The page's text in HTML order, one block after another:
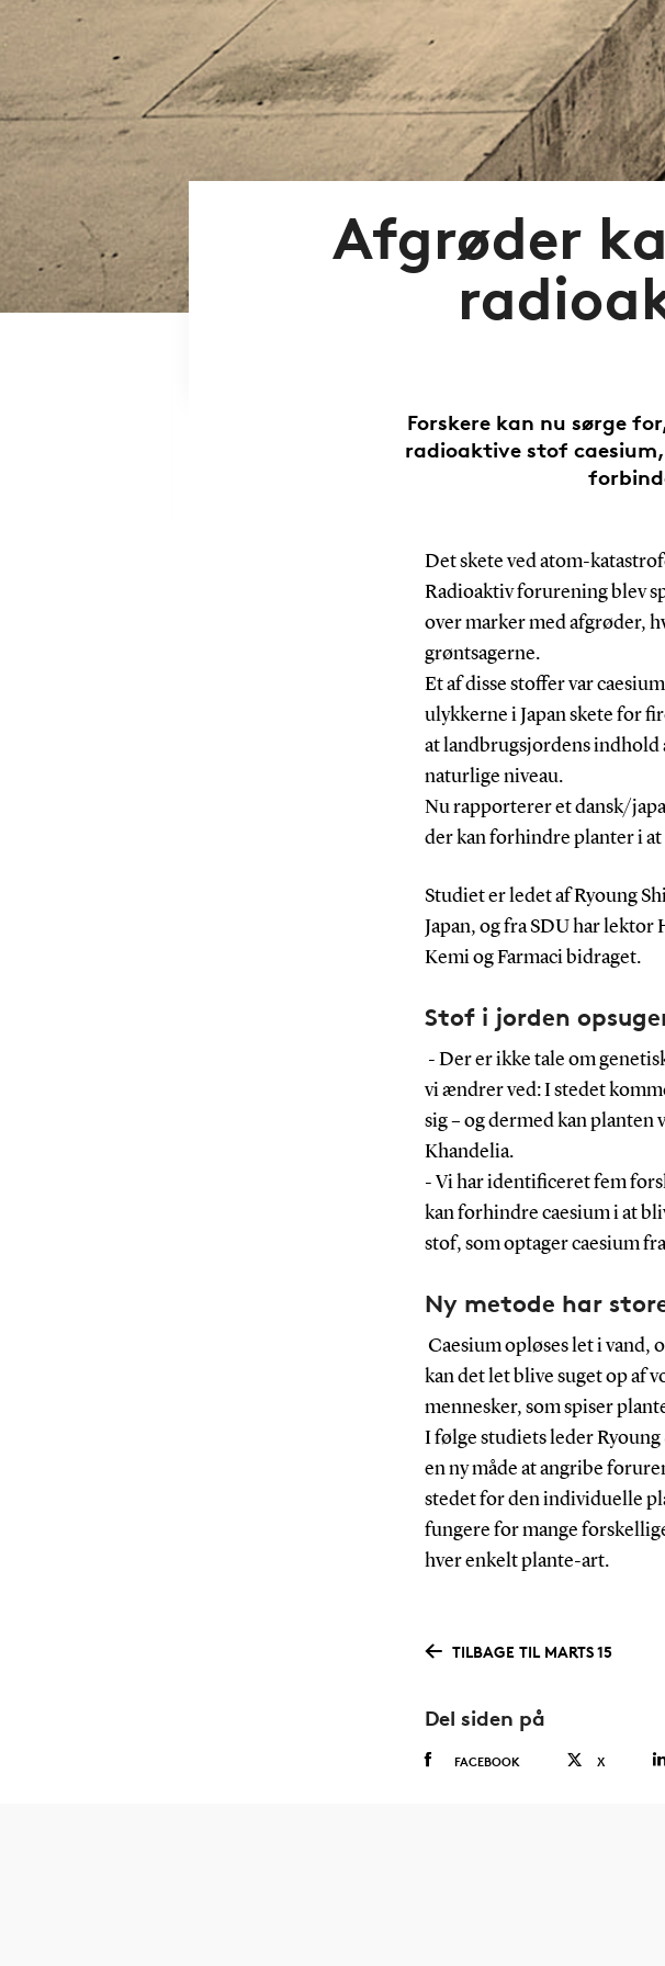
Afgrøder
Forskere kan nu sørge
radioaktive stof
Det skete ved atom-
Radioaktiv forurening blev
over marker med afgrøder,
grøntsagerne.
Et af disse stoffer var
ulykkerne i Japan skete for
at landbrugsjordens indhold
naturlige niveau.
Nu rapporterer et dansk/
der kan forhindre planter i at
Studiet er ledet af Ryoung
Japan, og fra SDU har
Kemi og Farmaci bidraget.
Stof i jorden
- Der er ikke tale om
vi ændrer ved: I stedet
sig – og dermed kan
Khandelia.
- Vi har identificeret fem
kan forhindre caesium i at
stof, som optager caesium
Ny metode har
Caesium opløses let i vand,
kan det let blive suget op af
mennesker, som spiser
I følge studiets leder
en ny måde at angribe
stedet for den individuelle
fungere for mange
hver enkelt plante-art.
TILBAGE TIL MARTS 15
Del siden på
FACEBOOK X